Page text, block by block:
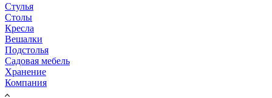
Стулья
Столы
Кресла
Вешалки
Подстолья
Садовая мебель
Хранение
Компания